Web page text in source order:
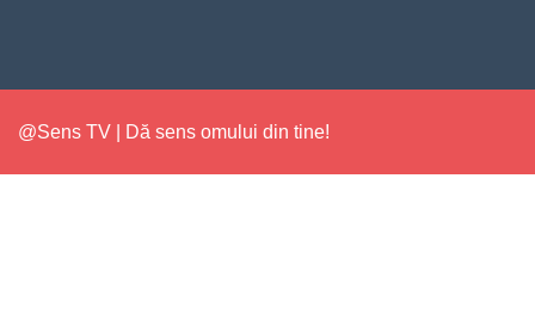
@Sens TV | Dă sens omului din tine!